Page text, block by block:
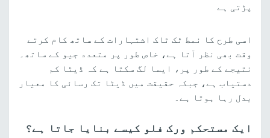
پڑتی ہے
اسی طرح کا نمط ٹک ٹاک اشتہارات کے ساتھ کام کرتے
وقت بھی نظر آتا ہے، خاص طور پر متعدد جیو کے ساتھ۔
نتیجے کے طور پر، ایسا لگ سکتا ہے کہ ڈیٹا کم
دستیاب ہے، جبکہ حقیقت میں ڈیٹا تک رسائی کا معیار
بدل رہا ہوتا ہے۔
ایک مستحکم ورک فلو کیسے بنایا جاتا ہے؟